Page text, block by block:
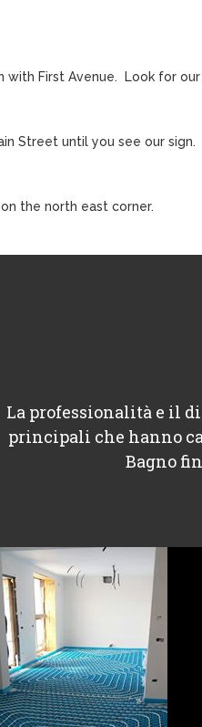
First Avenue. Look for our
Street until you see our sign.
the north east corner.
La professionalità e il
principali che hanno
Bagno